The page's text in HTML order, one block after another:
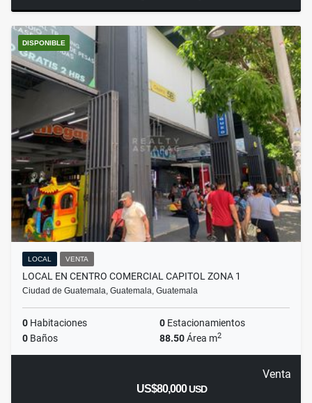
DISPONIBLE
LOCAL VENTA
LOCAL EN CENTRO COMERCIAL CAPITOL ZONA 1
Ciudad de Guatemala, Guatemala, Guatemala
0 Habitaciones 0 Estacionamientos
0 Baños 88.50Área m2
Venta
US$80,000USD